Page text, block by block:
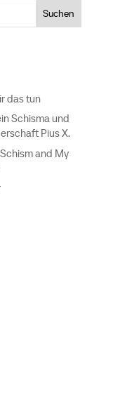
Suchen
das tun
Schisma und
Pius X.
and My